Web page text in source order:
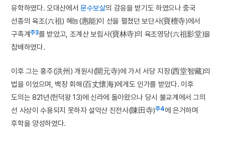
유학하였다. 오대산에서 문수보살의 감응을 받기도 하였으나 중국
선종의 육조(六祖) 혜능(惠能)이 선을 펼쳤던 보단사(寶檀寺)에서
구족계주3를 받았고, 조계산 보림사(寶林寺)의 육조영당(六祖影堂)을
참배하였다.
이후 그는 홍주(洪州) 개원사(開元寺)에 가서 서당 지장(西堂智藏)의
법을 이었으며, 백장 회해(百丈懷海)에게도 인가를 받았다. 이후
도의는 821년(헌덕왕 13)에 신라에 돌아왔으나 당시 불교계에서 그의
선 사상이 수용되지 못하자 설악산 진전사(陳田寺)주4에 은거하며
후학을 양성하였다.